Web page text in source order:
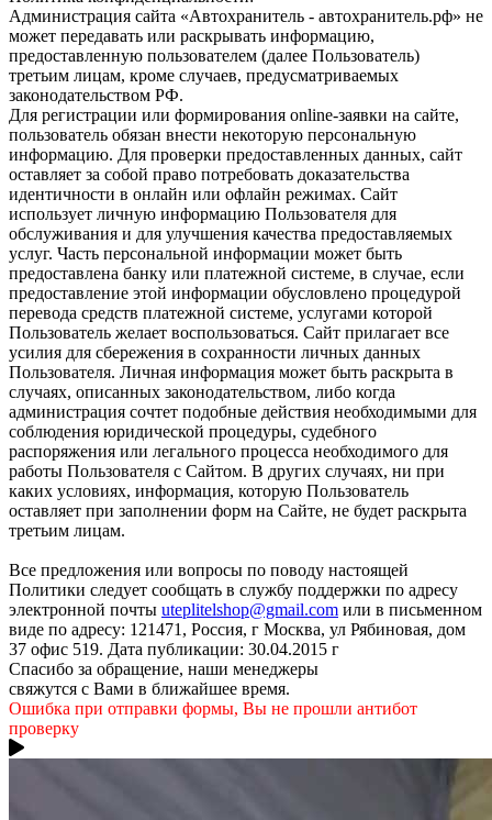
Администрация сайта «Автохранитель - автохранитель.рф» не
может передавать или раскрывать информацию,
предоставленную пользователем (далее Пользователь)
третьим лицам, кроме случаев, предусматриваемых
законодательством РФ.
Для регистрации или формирования online-заявки на сайте,
пользователь обязан внести некоторую персональную
информацию. Для проверки предоставленных данных, сайт
оставляет за собой право потребовать доказательства
идентичности в онлайн или офлайн режимах. Сайт
использует личную информацию Пользователя для
обслуживания и для улучшения качества предоставляемых
услуг. Часть персональной информации может быть
предоставлена банку или платежной системе, в случае, если
предоставление этой информации обусловлено процедурой
перевода средств платежной системе, услугами которой
Пользователь желает воспользоваться. Сайт прилагает все
усилия для сбережения в сохранности личных данных
Пользователя. Личная информация может быть раскрыта в
случаях, описанных законодательством, либо когда
администрация сочтет подобные действия необходимыми для
соблюдения юридической процедуры, судебного
распоряжения или легального процесса необходимого для
работы Пользователя с Сайтом. В других случаях, ни при
каких условиях, информация, которую Пользователь
оставляет при заполнении форм на Сайте, не будет раскрыта
третьим лицам.
Все предложения или вопросы по поводу настоящей
Политики следует сообщать в службу поддержки по адресу
электронной почты uteplitelshop@gmail.com или в письменном
виде по адресу: 121471, Россия, г Москва, ул Рябиновая, дом
37 офис 519. Дата публикации: 30.04.2015 г
Спасибо за обращение, наши менеджеры
свяжутся с Вами в ближайшее время.
Ошибка при отправки формы, Вы не прошли антибот
проверку